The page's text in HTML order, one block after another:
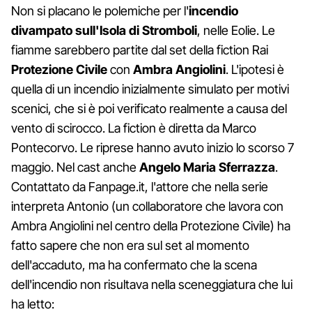
Non si placano le polemiche per l'incendio
divampato sull'Isola di Stromboli, nelle Eolie. Le
fiamme sarebbero partite dal set della fiction Rai
Protezione Civilecon Ambra Angiolini. L'ipotesi è
quella di un incendio inizialmente simulato per motivi
scenici, che si è poi verificato realmente a causa del
vento di scirocco. La fiction è diretta da Marco
Pontecorvo. Le riprese hanno avuto inizio lo scorso 7
maggio. Nel cast ancheAngelo Maria Sferrazza.
Contattato da Fanpage.it, l'attore che nella serie
interpreta Antonio (un collaboratore che lavora con
Ambra Angiolini nel centro della Protezione Civile) ha
fatto sapere che non era sul set al momento
dell'accaduto, ma ha confermato che la scena
dell'incendio non risultava nella sceneggiatura che lui
ha letto: